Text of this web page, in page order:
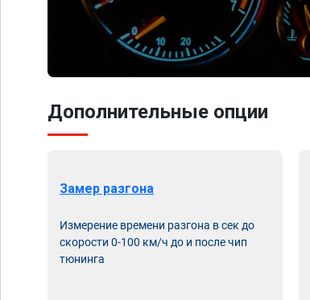
Дополнительные опции
Замер разгона
Измерение времени разгона в сек до
скорости 0-100 км/ч до и после чип
тюнинга